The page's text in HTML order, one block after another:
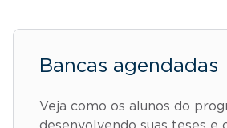
Bancas agendadas
Veja como os alunos do
desenvolvendo suas teses e